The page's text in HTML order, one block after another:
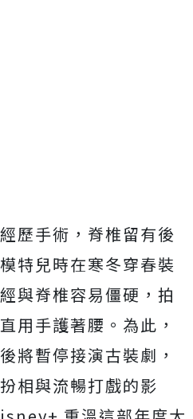
歷手術，脊椎留有後
特兒時在寒冬穿春裝
與脊椎容易僵硬，拍
用手護著腰。 為此，
將暫停接演古裝劇，
相與流暢打戲的影